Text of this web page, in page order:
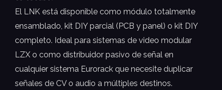
El LNK está disponible como módulo totalmente
ensamblado, kit DIY parcial (PCB y panel) o kit DIY
completo. Ideal para sistemas de video modular
LZX o como distribuidor pasivo de señal en
cualquier sistema Eurorack que necesite duplicar
señales de CV o audio a múltiples destinos.